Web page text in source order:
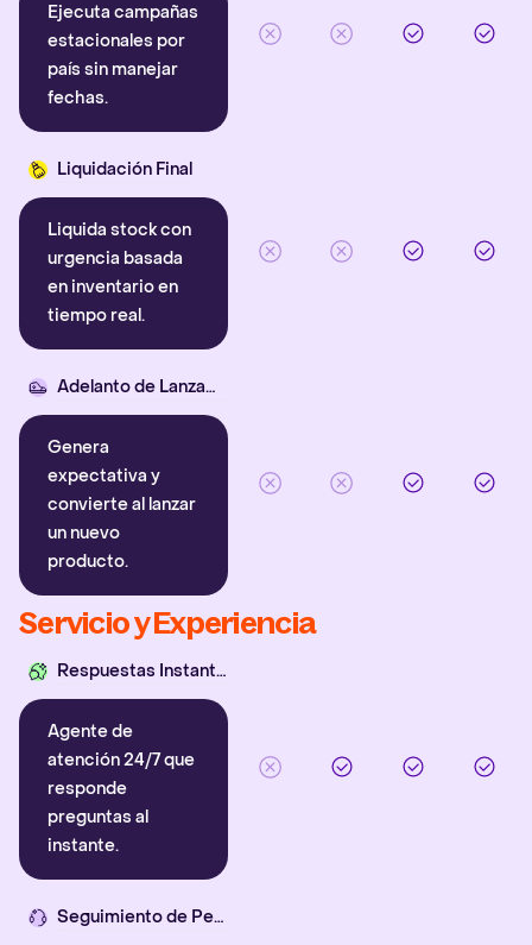
Ejecuta campañas
estacionales por
país sin manejar
fechas.
Liquidación Final
Liquida stock con
urgencia basada
en inventario en
tiempo real.
Adelanto de Lanzamiento
Genera
expectativa y
convierte al lanzar
un nuevo
producto.
Servicio y Experiencia
Respuestas Instantáneas
Agente de
atención 24/7 que
responde
preguntas al
instante.
Seguimiento de Pedidos